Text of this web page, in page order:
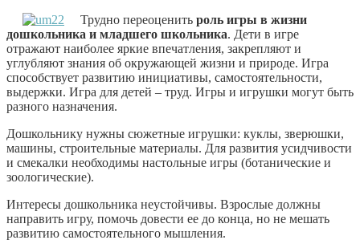
Трудно переоценить роль игры в жизни
дошкольника и младшего школьника. Дети в игре
отражают наиболее яркие впечатления, закрепляют и
углубляют знания об окружающей жизни и природе. Игра
способствует развитию инициативы, самостоятельности,
выдержки. Игра для детей – труд. Игры и игрушки могут быть
разного назначения.
Дошкольнику нужны сюжетные игрушки: куклы, зверюшки,
машины, строительные материалы. Для развития усидчивости
и смекалки необходимы настольные игры (ботанические и
зоологические).
Интересы дошкольника неустойчивы. Взрослые должны
направить игру, помочь довести ее до конца, но не мешать
развитию самостоятельного мышления.